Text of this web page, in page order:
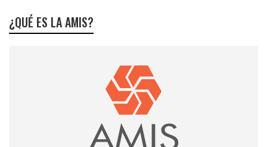
¿QUÉ ES LA AMIS?